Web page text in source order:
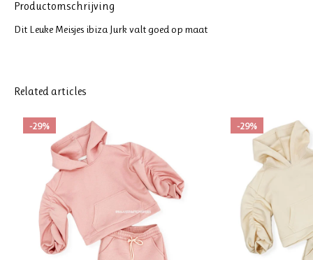
Productomschrijving
Dit Leuke Meisjes ibiza Jurk valt goed op maat
Related articles
-29% -29%